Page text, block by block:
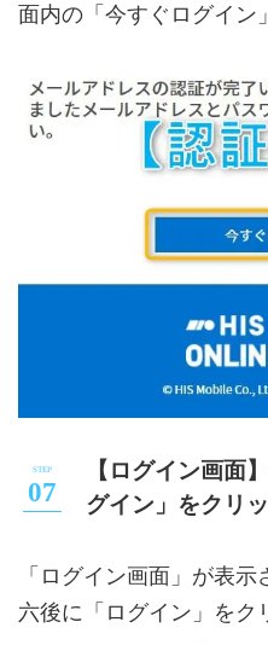
面内の「今すぐログイン
【ログイン画面
グイン」をクリ
「ログイン画面」が表
六後に「ログイン」をク